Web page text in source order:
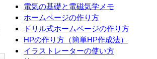
電気の基礎と電磁気学メモ
ホームページの作り方
ドリル式ホームページの作り方
HPの作り方（簡単HP作成法）
イラストレーターの使い方